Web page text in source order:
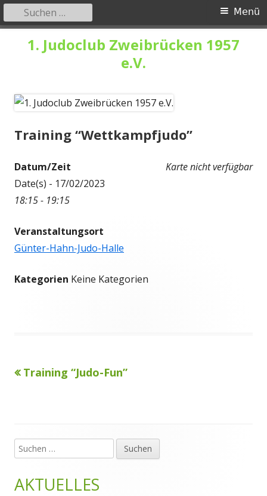
1. Judoclub Zweibrücken 1957
e.V.
Primäres
Menü
Menü
Suchen
nach:
Training “Wettkampfjudo”
Karte nicht verfügbar
Datum/Zeit
Date(s) - 17/02/2023
18:15 - 19:15
Veranstaltungsort
Günter-Hahn-Judo-Halle
Kategorien Keine Kategorien
Beitragsnavigation
Vorheriger
Training “Judo-Fun”
Haupt-
Seitenleiste
Suchen
nach:
AKTUELLES